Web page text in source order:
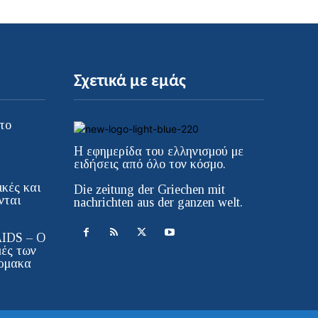
και
– Ο
των
Σχετικά με εμάς
Η εφημερίδα του ελληνισμού με
ειδήσεις από όλο τον κόσμο.
Die zeitung der Griechen mit
nachrichten aus der ganzen welt.